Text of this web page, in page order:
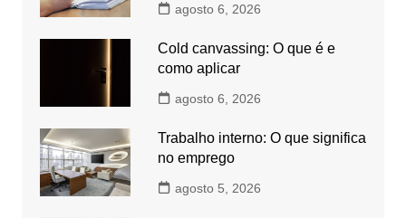
agosto 6, 2026
Cold canvassing: O que é e
como aplicar
agosto 6, 2026
Trabalho interno: O que significa
no emprego
agosto 5, 2026